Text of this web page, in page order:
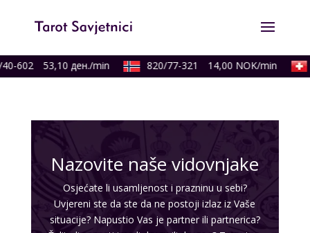
602 53,10 ден./min 820/77-321 14,00 NOK/min
Nazovite naše vidovnjake
Osjećate li usamljenost i prazninu u sebi?
Uvjereni ste da ste da ne postoji izlaz iz Vaše
situacije? Napustio Vas je partner ili partnerica?